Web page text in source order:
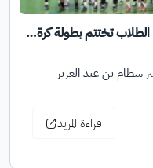
تختتم بطولة كرة…
سطام بن عبد العزيز
قراءة المزيد